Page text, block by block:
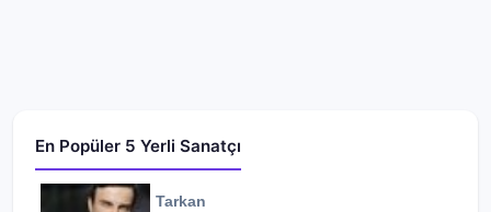
En Popüler 5 Yerli Sanatçı
Tarkan